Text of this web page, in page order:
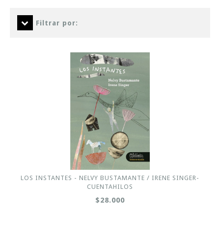
Filtrar por:
LOS INSTANTES - NELVY BUSTAMANTE / IRENE SINGER-
CUENTAHILOS
$28.000